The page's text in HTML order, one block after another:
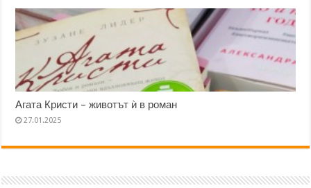
Агата Кристи – животът ѝ в роман
27.01.2025